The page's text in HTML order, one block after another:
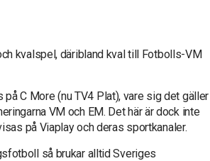
kvalspel, däribland kval till Fotbolls-VM
C More (nu TV4 Plat), vare sig det gäller
VM och EM. Det här är dock inte
på Viaplay och deras sportkanaler.
så brukar alltid Sveriges